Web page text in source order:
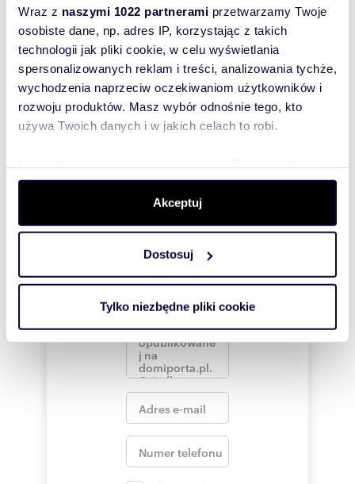
Wraz z naszymi 1022 partnerami przetwarzamy Twoje
osobiste dane, np. adres IP, korzystając z takich
technologii jak pliki cookie, w celu wyświetlania
spersonalizowanych reklam i treści, analizowania tychże,
wychodzenia naprzeciw oczekiwaniom użytkowników i
rozwoju produktów. Masz wybór odnośnie tego, kto
używa Twoich danych i w jakich celach to robi.
dane są przetwarzane oraz ustaw własne preferencje w
. W Deklaracji plików cookie możesz
zmienić lub wycofać swoją zgodę w dowolnej chwili.
Wykorzystujemy pliki cookie do spersonalizowania treści
i reklam, aby oferować funkcje społecznościowe i
korzystasz z naszej witryny, udostępniamy partnerom
Partnerzy mogą połączyć te informacje z innymi danymi
otrzymanymi od Ciebie lub uzyskanymi podczas
korzystania z ich usług.
Akceptuj
Dostosuj
Tylko niezbędne pliki cookie
Wyślij
wiadomość
To najlepszy
sposób, aby
właściciel
oferty
Tobą
skontaktował!